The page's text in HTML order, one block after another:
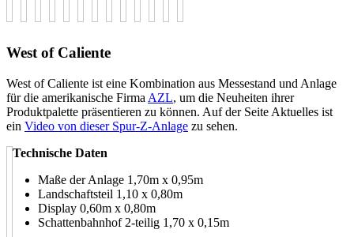
West of Caliente
West of Caliente ist eine Kombination aus Messestand und Anlage
für die amerikanische Firma AZL, um die Neuheiten ihrer
Produktpalette präsentieren zu können. Auf der Seite Aktuelles ist
ein Video von dieser Spur-Z-Anlage zu sehen.
Technische Daten
Maße der Anlage 1,70m x 0,95m
Landschaftsteil 1,10 x 0,80m
Display 0,60m x 0,80m
Schattenbahnhof 2-teilig 1,70 x 0,15m